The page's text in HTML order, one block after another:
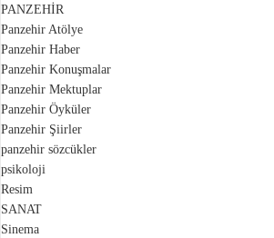
PANZEHİR
Panzehir Atölye
Panzehir Haber
Panzehir Konuşmalar
Panzehir Mektuplar
Panzehir Öyküler
Panzehir Şiirler
panzehir sözcükler
psikoloji
Resim
SANAT
Sinema